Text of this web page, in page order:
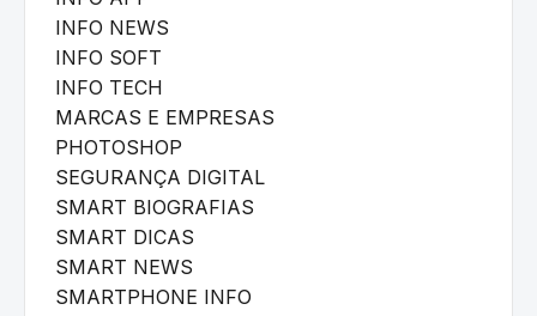
INFO NEWS
INFO SOFT
INFO TECH
MARCAS E EMPRESAS
PHOTOSHOP
SEGURANÇA DIGITAL
SMART BIOGRAFIAS
SMART DICAS
SMART NEWS
SMARTPHONE INFO